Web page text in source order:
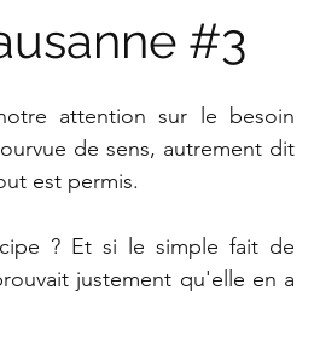
#3
attention sur le besoin
de sens, autrement dit
est permis.
? Et si le simple fait de
justement qu'elle en a